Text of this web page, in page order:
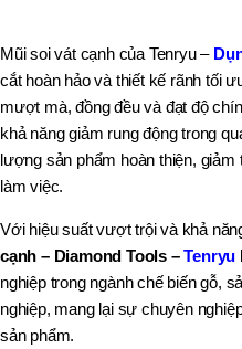
Mũi soi vát cạnh của Tenryu –
cắt hoàn hảo và thiết kế rãnh tối
mượt mà, đồng đều và đạt độ
khả năng giảm rung động trong
lượng sản phẩm hoàn thiện,
làm việc.
Với hiệu suất vượt trội và khả
cạnh – Diamond Tools –Tenryu
nghiệp trong ngành chế biến gỗ,
nghiệp, mang lại sự chuyên
sản phẩm.